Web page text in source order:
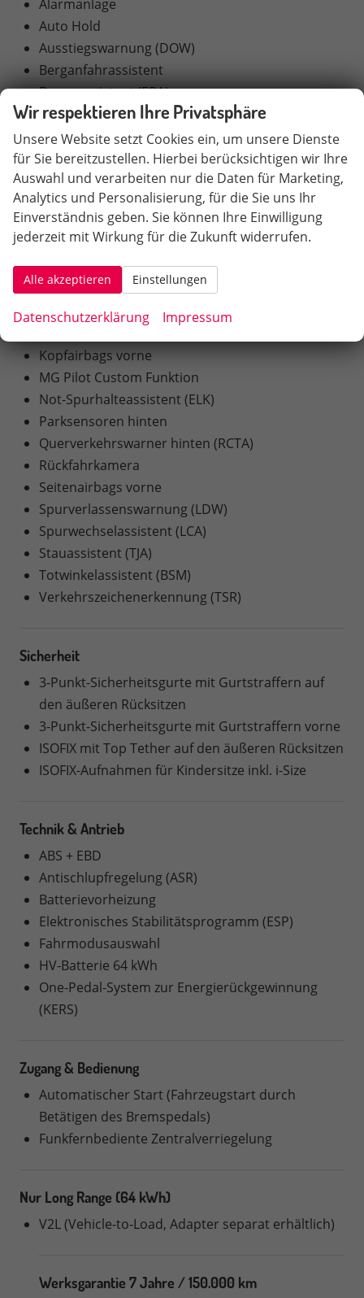
Alarmanlage
Auto Hold
Ausstiegswarnung (DOW)
Berganfahrassistent
Bremsassistent (EBA)
Center-Airbag vorne
Deaktivierbarer Beifahrerairbag
eCall-Notrufsystem
Fahreraufmerksamkeitsüberwachung (DMS)
Frontairbags für Fahrer und Beifahrer
Frontkollisionswarnung (FCW)
Geschwindigkeitsregelanlage mit
Abstandsregelung (ACC)
Gurtwarnsystem vorne und hinten
Intelligente Fernlichtsteuerung (IHC)
Kopfairbags vorne
MG Pilot Custom Funktion
Not-Spurhalteassistent (ELK)
Parksensoren hinten
Querverkehrswarner hinten (RCTA)
Rückfahrkamera
Seitenairbags vorne
Spurverlassenswarnung (LDW)
Spurwechselassistent (LCA)
Stauassistent (TJA)
Totwinkelassistent (BSM)
Verkehrszeichenerkennung (TSR)
Sicherheit
3-Punkt-Sicherheitsgurte mit Gurtstraffern auf
den äußeren Rücksitzen
3-Punkt-Sicherheitsgurte mit Gurtstraffern vorne
ISOFIX mit Top Tether auf den äußeren Rücksitzen
ISOFIX-Aufnahmen für Kindersitze inkl. i-Size
Technik & Antrieb
ABS + EBD
Antischlupfregelung (ASR)
Batterievorheizung
Elektronisches Stabilitätsprogramm (ESP)
Fahrmodusauswahl
HV-Batterie 64 kWh
One-Pedal-System zur Energierückgewinnung
(KERS)
Zugang & Bedienung
Automatischer Start (Fahrzeugstart durch
Betätigen des Bremspedals)
Funkfernbediente Zentralverriegelung
Nur Long Range (64 kWh)
V2L (Vehicle-to-Load, Adapter separat erhältlich)
Werksgarantie 7 Jahre / 150.000 km
Wir respektieren Ihre Privatsphäre
Unsere Website setzt Cookies ein, um unsere Dienste
für Sie bereitzustellen. Hierbei berücksichtigen wir Ihre
Auswahl und verarbeiten nur die Daten für Marketing,
Analytics und Personalisierung, für die Sie uns Ihr
Einverständnis geben. Sie können Ihre Einwilligung
jederzeit mit Wirkung für die Zukunft widerrufen.
Alle akzeptieren Einstellungen
Datenschutzerklärung Impressum